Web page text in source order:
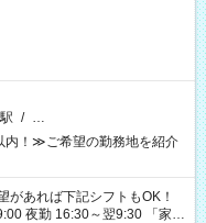
/ …
！≫ご希望の勤務地を紹介
勤 16:30～翌9:30 「家族